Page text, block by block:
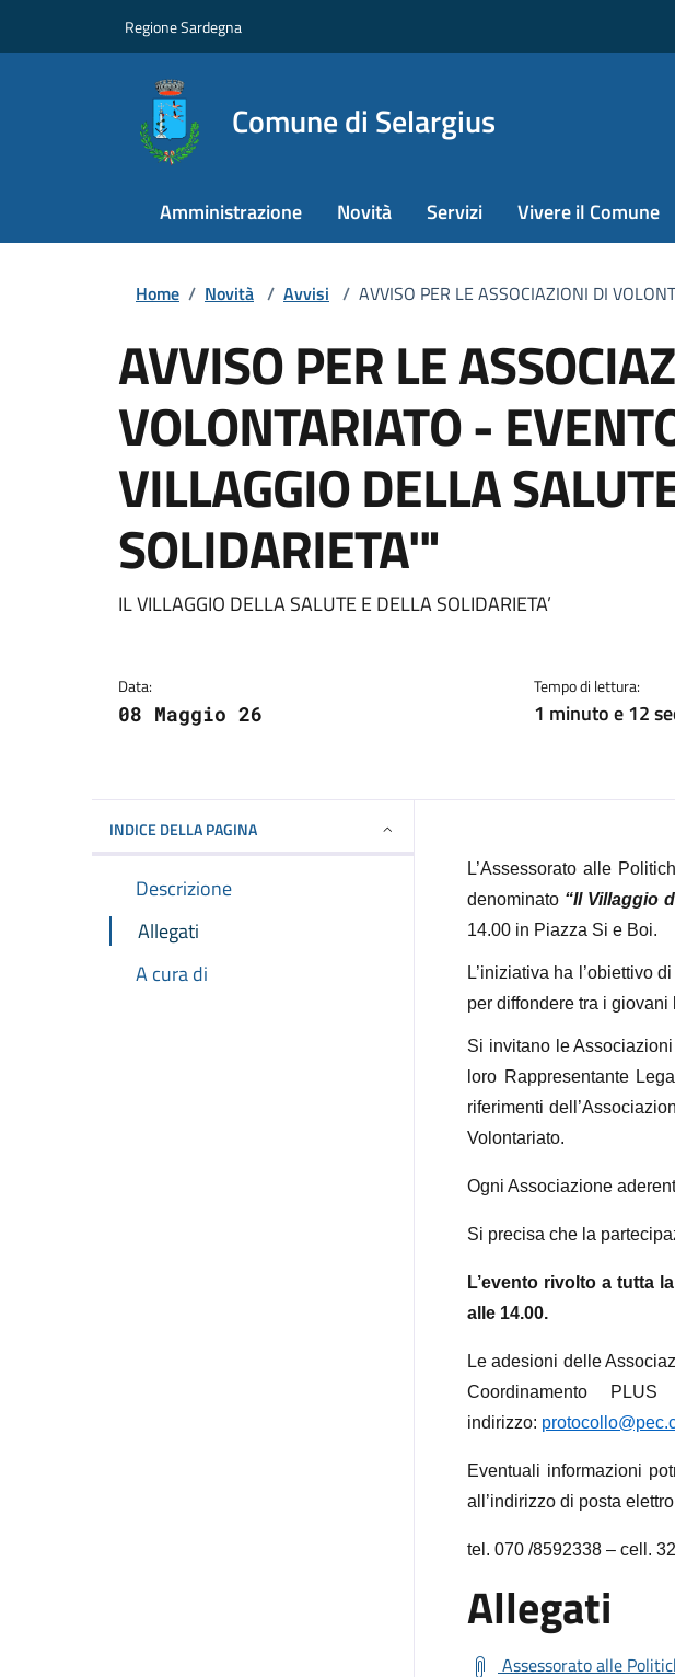
Regione Sardegna
Comune di Selargius
Amministrazione Novità Servizi Vivere il Comune
Home / Novità / Avvisi / AVVISO PER LE ASSOCIAZIONI DI
AVVISO PER LE
VOLONTARIATO -
VILLAGGIO DELLA
SOLIDARIETA'"
Dettagli della notizia
IL VILLAGGIO DELLA SALUTE E DELLA SOLIDARIETA’
Data:
08 Maggio 26
Tempo di lettura:
1 minuto e 12
INDICE DELLA PAGINA
Descrizione
Allegati
A cura di
L’Assessorato alle
denominato “Il Villaggio
14.00 in Piazza Si e Boi.
L’iniziativa ha l’obiettivo di
per diffondere tra i
Si invitano le
loro Rappresentante
riferimenti
Volontariato.
Ogni Associazione
Si precisa che la
L’evento rivolto a tutta
alle 14.00.
Le adesioni delle
Coordinamento
indirizzo:
Eventuali informazioni
all’indirizzo di posta
tel. 070 /8592338 – cell.
Allegati
Assessorato alle